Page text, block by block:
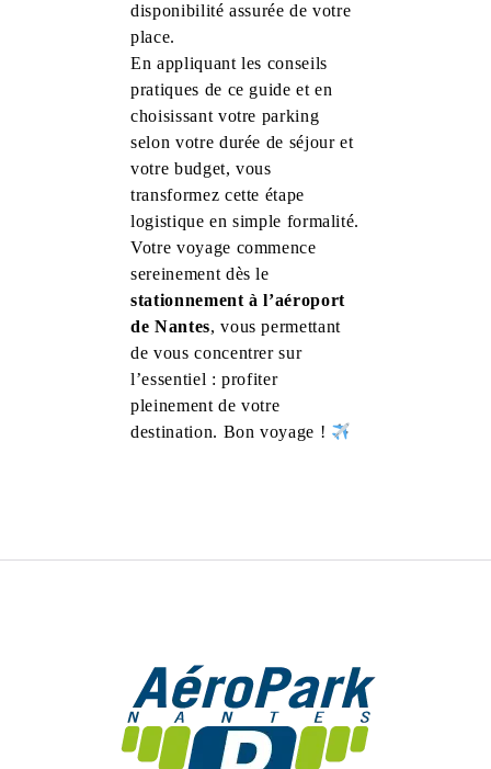
disponibilité assurée de votre
place.
En appliquant les conseils
pratiques de ce guide et en
choisissant votre parking
selon votre durée de séjour et
votre budget, vous
transformez cette étape
logistique en simple formalité.
Votre voyage commence
sereinement dès le
stationnement à l’aéroport
de Nantes, vous permettant
de vous concentrer sur
l’essentiel : profiter
pleinement de votre
destination. Bon voyage !